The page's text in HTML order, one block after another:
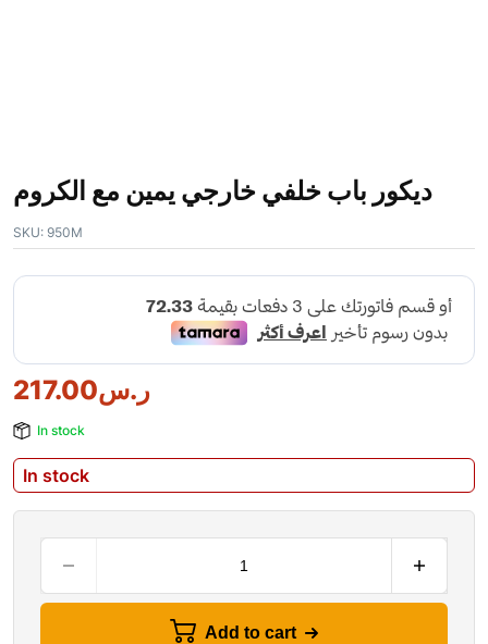
ديكور باب خلفي خارجي يمين مع الكروم
SKU: 950M
ر.س217.00
In stock
In stock
Add to cart